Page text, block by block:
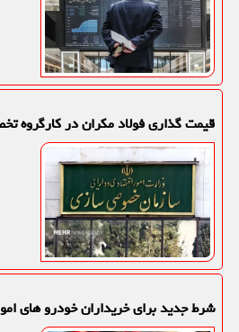
قیمت گذاری فولاد مکران در کارگروه
شرط جدید برای خریداران خودرو های